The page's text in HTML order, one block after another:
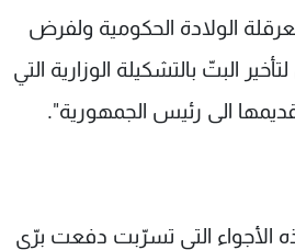
الولادة الحكومية ولفرض
البتّ بالتشكيلة الوزارية التي
الى رئيس الجمهورية".
الأجواء التي تسرّبت دفعت برّي